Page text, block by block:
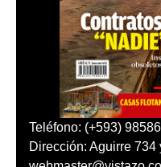
Teléfono: (+593)
Dirección: Aguirre 734